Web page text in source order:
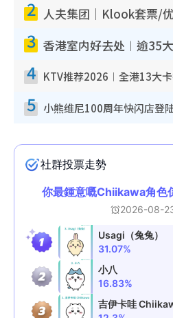
2
3
4
5